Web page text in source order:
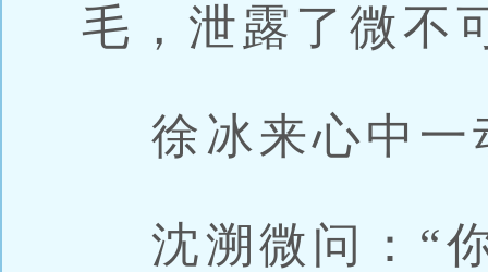
毛，泄露了微不
徐冰来心中一
沈溯微问：“